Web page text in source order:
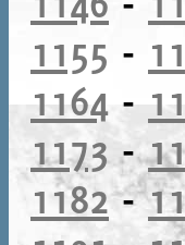
1155 -
1164 -
1173-
1182-